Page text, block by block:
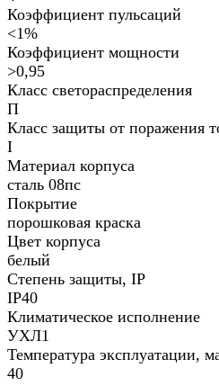
Коэффициент пульсаций
<1%
Коэффициент мощности
>0,95
Класс светораспределения
П
Класс защиты от поражения
I
Материал корпуса
сталь 08пс
Покрытие
порошковая краска
Цвет корпуса
белый
Степень защиты, IP
IP40
Климатическое исполнение
УХЛ1
Температура эксплуатации,
40